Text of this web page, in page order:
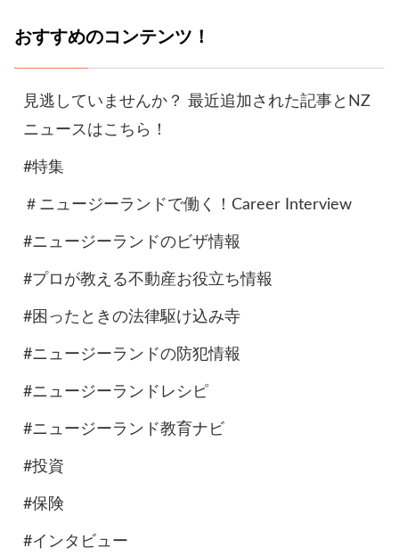
おすすめのコンテンツ！
見逃していませんか？ 最近追加された記事とNZ
ニュースはこちら！
#特集
＃ニュージーランドで働く！Career Interview
#ニュージーランドのビザ情報
#プロが教える不動産お役立ち情報
#困ったときの法律駆け込み寺
#ニュージーランドの防犯情報
#ニュージーランドレシピ
#ニュージーランド教育ナビ
#投資
#保険
#インタビュー